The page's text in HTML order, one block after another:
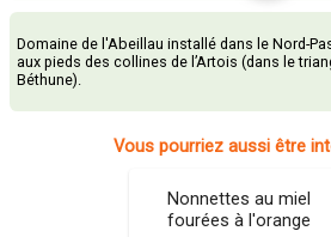
Domaine de l'Abeillau installé dans le Nord-
aux pieds des collines de l’Artois (dans le
Béthune).
Vous pourriez aussi être
Nonnettes au miel
fourées à l'orange